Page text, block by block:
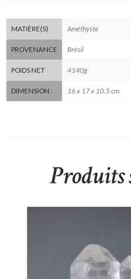
MATIÈRE(S) Améthyste
PROVENANCE Brésil
POIDS NET 4140g
DIMENSION : 16 x 17 x 10.5 cm